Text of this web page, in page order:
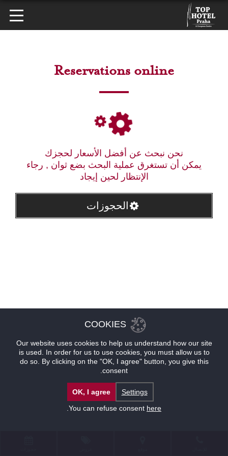
Reservations online
نحن نبحث عن أفضل الأسعار لحجزك
يمكن أن تستغرق عملية البحث بضع ثوان , رجاء
الإنتظار لحين إيجاد
الحجوزات
COOKIES
Our website uses cookies to help us understand how our site
is used. In order for us to use cookies, you must allow us to
do so. By clicking on the "OK, I agree" button, you give this
consent.
Settings
OK, I agree
You can refuse consent here
.